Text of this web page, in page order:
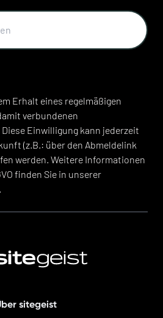
Erhalt eines regelmäßigen
verbundenen
Einwilligung kann jederzeit
(z.B.: über den Abmeldelink
werden. Weitere Informationen
finden Sie in unserer
sitegeist